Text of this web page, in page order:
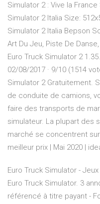
Simulator 2 : Vive la
Simulator 2 Italia Size:
Simulator 2 Italia Bepson
Art Du Jeu, Piste De
Euro Truck Simulator 2
02/08/2017 · 9/10 (1514
Simulator 2 Gratuitement.
de conduite de camions,
faire des transports de
simulateur. La plupart des
marché se concentrent
meilleur prix | Mai 2020 |
Euro Truck Simulator -
Euro Truck Simulator. 3
référencé à titre payant -